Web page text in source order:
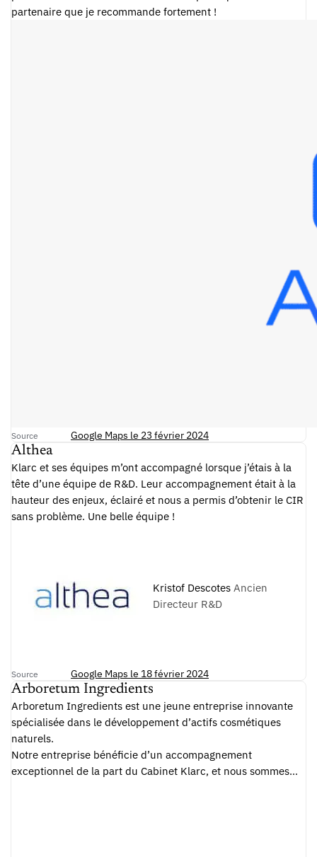
partenaire que je recommande fortement !
Source Google Maps le 23 février 2024
Althea
Klarc et ses équipes m’ont accompagné lorsque j’étais à la
tête d’une équipe de R&D. Leur accompagnement était à la
hauteur des enjeux, éclairé et nous a permis d’obtenir le CIR
sans problème. Une belle équipe !
Kristof Descotes Ancien
Directeur R&D
Source Google Maps le 18 février 2024
Arboretum Ingredients
Arboretum Ingredients est une jeune entreprise innovante
spécialisée dans le développement d’actifs cosmétiques
naturels.
Notre entreprise bénéficie d’un accompagnement
exceptionnel de la part du Cabinet Klarc, et nous sommes